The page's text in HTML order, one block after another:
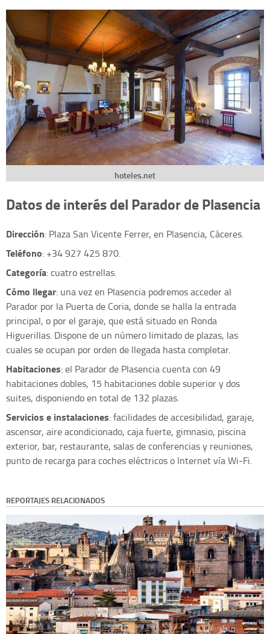
hoteles.net
Datos de interés del Parador de Plasencia
Dirección: Plaza San Vicente Ferrer, en Plasencia, Cáceres.
Teléfono: +34 927 425 870.
Categoría: cuatro estrellas.
Cómo llegar: una vez en Plasencia podremos acceder al
Parador por la Puerta de Coria, donde se halla la entrada
principal, o por el garaje, que está situado en Ronda
Higuerillas. Dispone de un número limitado de plazas, las
cuales se ocupan por orden de llegada hasta completar.
Habitaciones: el Parador de Plasencia cuenta con 49
habitaciones dobles, 15 habitaciones doble superior y dos
suites, disponiendo en total de 132 plazas.
Servicios e instalaciones: facilidades de accesibilidad, garaje,
ascensor, aire acondicionado, caja fuerte, gimnasio, piscina
exterior, bar, restaurante, salas de conferencias y reuniones,
punto de recarga para coches eléctricos o Internet vía Wi-Fi.
REPORTAJES RELACIONADOS